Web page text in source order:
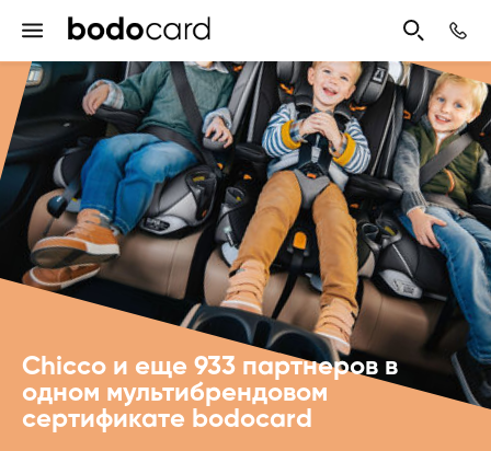
Chicco и еще 933 партнеров в
одном мультибрендовом
сертификате bodocard